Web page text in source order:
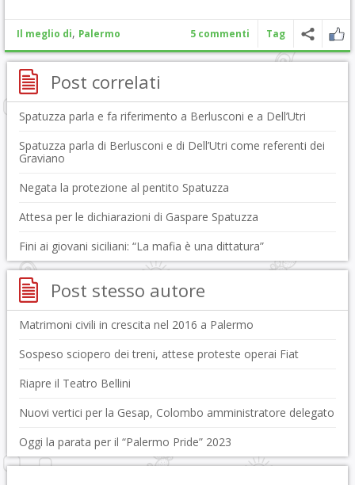
Il meglio di, Palermo 5 commenti Tag
Post correlati
Spatuzza parla e fa riferimento a Berlusconi e a Dell’Utri
Spatuzza parla di Berlusconi e di Dell’Utri come referenti dei
Graviano
Negata la protezione al pentito Spatuzza
Attesa per le dichiarazioni di Gaspare Spatuzza
Fini ai giovani siciliani: “La mafia è una dittatura”
Post stesso autore
Matrimoni civili in crescita nel 2016 a Palermo
Sospeso sciopero dei treni, attese proteste operai Fiat
Riapre il Teatro Bellini
Nuovi vertici per la Gesap, Colombo amministratore delegato
Oggi la parata per il “Palermo Pride” 2023